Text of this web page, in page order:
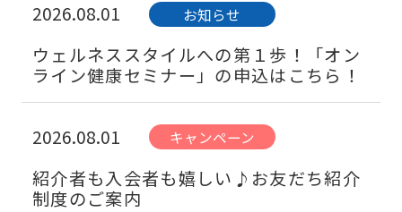
2026.08.01 お知らせ
ウェルネススタイルへの第１歩！「オン
ライン健康セミナー」の申込はこちら！
2026.08.01 キャンペーン
紹介者も入会者も嬉しい♪お友だち紹介
制度のご案内